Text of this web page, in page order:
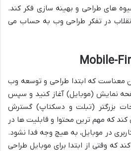
های طراحی و بهینه سازی فکر کند.
در تفکر طراحی وب به حساب می
معناست که ابتدا طراحی و توسعه وب
نمایش (موبایل) آغاز کنید و سپس
بزرگتر (تبلت و دسکتاپ) گسترش
که مهم ترین محتوا و قابلیت ها در
در موبایل، به هیچ وجه فدا نشود.
که وقتی از ابتدا برای موبایل طراحی